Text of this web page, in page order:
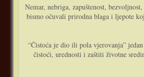
Nemar, nebriga, zapuštenost,
bismo očuvali prirodna blaga i ljepote
“Čistoća je dio ili pola vjerovanja”
čistoći, urednosti i zaštiti životne